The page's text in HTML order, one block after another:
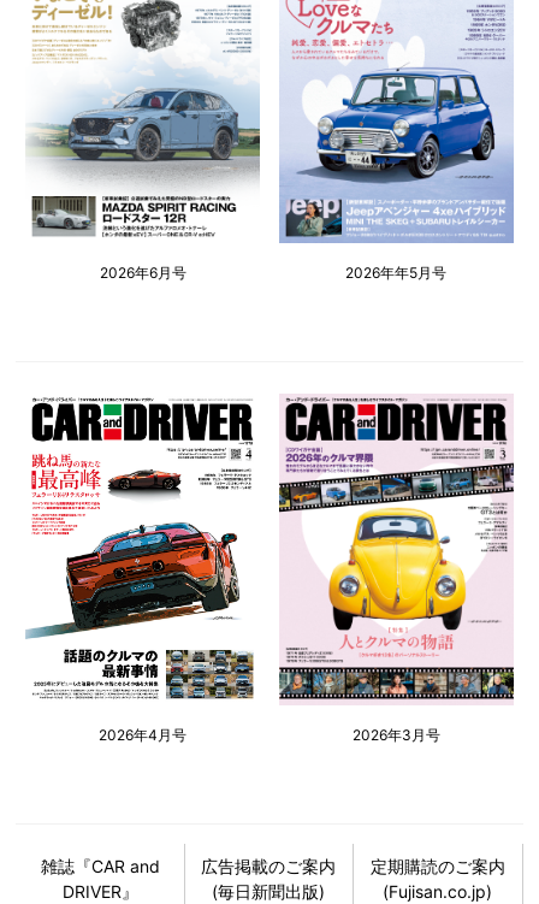
2026年6月号 2026年年5月号
2026年4月号 2026年3月号
雑誌『CAR and
DRIVER』
広告掲載のご案内
(毎日新聞出版)
定期購読のご案内
(Fujisan.co.jp)